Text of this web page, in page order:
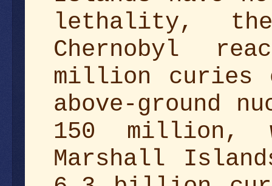
lethality,
Chernobyl
million curies
above-ground
150 million,
Marshall